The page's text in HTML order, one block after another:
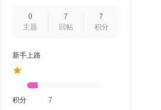
0
主题
7
回帖
7
积分
新手上路
积分 7